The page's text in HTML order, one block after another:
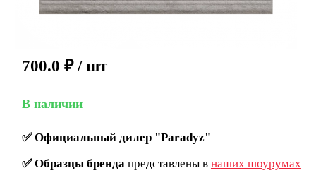
700.0 ₽ / шт
В наличии
✅Официальный дилер "Paradyz"
✅Образцы брендапредставлены в наших шоурумах